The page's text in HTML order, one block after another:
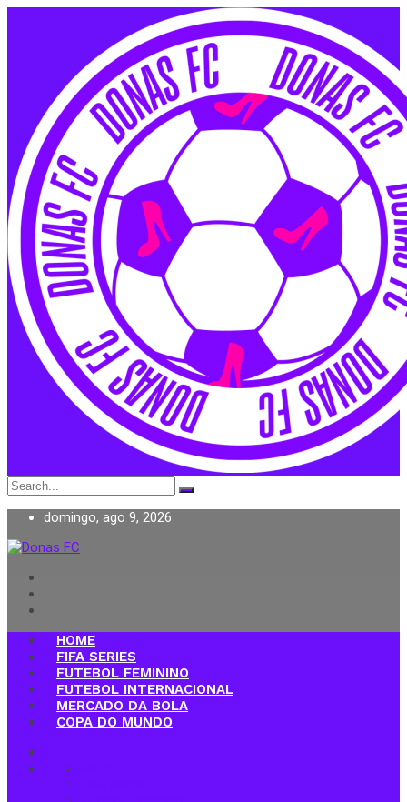
Search
for:
domingo, ago 9, 2026
Donas FC
HOME
FIFA SERIES
FUTEBOL FEMININO
FUTEBOL INTERNACIONAL
MERCADO DA BOLA
COPA DO MUNDO